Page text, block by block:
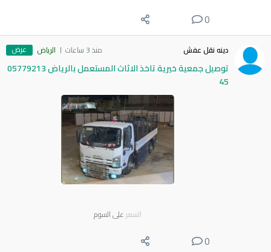
0
دينه نقل عفش منذ 3 ساعات الرياض عرض
توصيل جمعية خيرية تاخذ الاثاث المستعمل بالرياض 05779213
45
السعر على السوم
0